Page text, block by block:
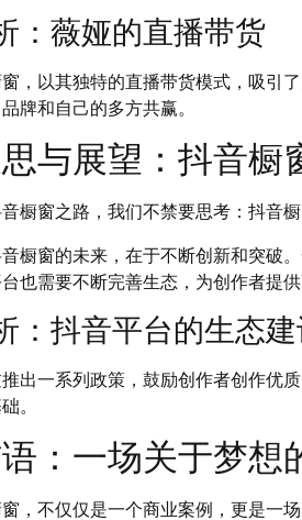
：薇娅的直播带货
，以其独特的直播带货模式，吸引
牌和自己的多方共赢。
与展望：抖音橱
橱窗之路，我们不禁要思考：抖音
橱窗的未来，在于不断创新和突破
也需要不断完善生态，为创作者提供
：抖音平台的生态
出一系列政策，鼓励创作者创作优
。
：一场关于梦想
，不仅仅是一个商业案例，更是一